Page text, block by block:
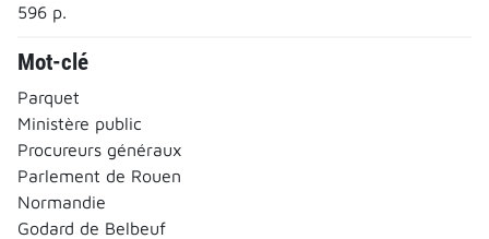
596 p.
Mot-clé
Parquet
Ministère public
Procureurs généraux
Parlement de Rouen
Normandie
Godard de Belbeuf